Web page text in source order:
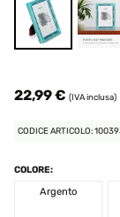
22,99 € (IVA inclusa)
CODICE ARTICOLO:
COLORE:
Argento